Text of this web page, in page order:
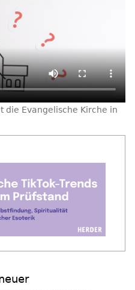
die Evangelische Kirche in